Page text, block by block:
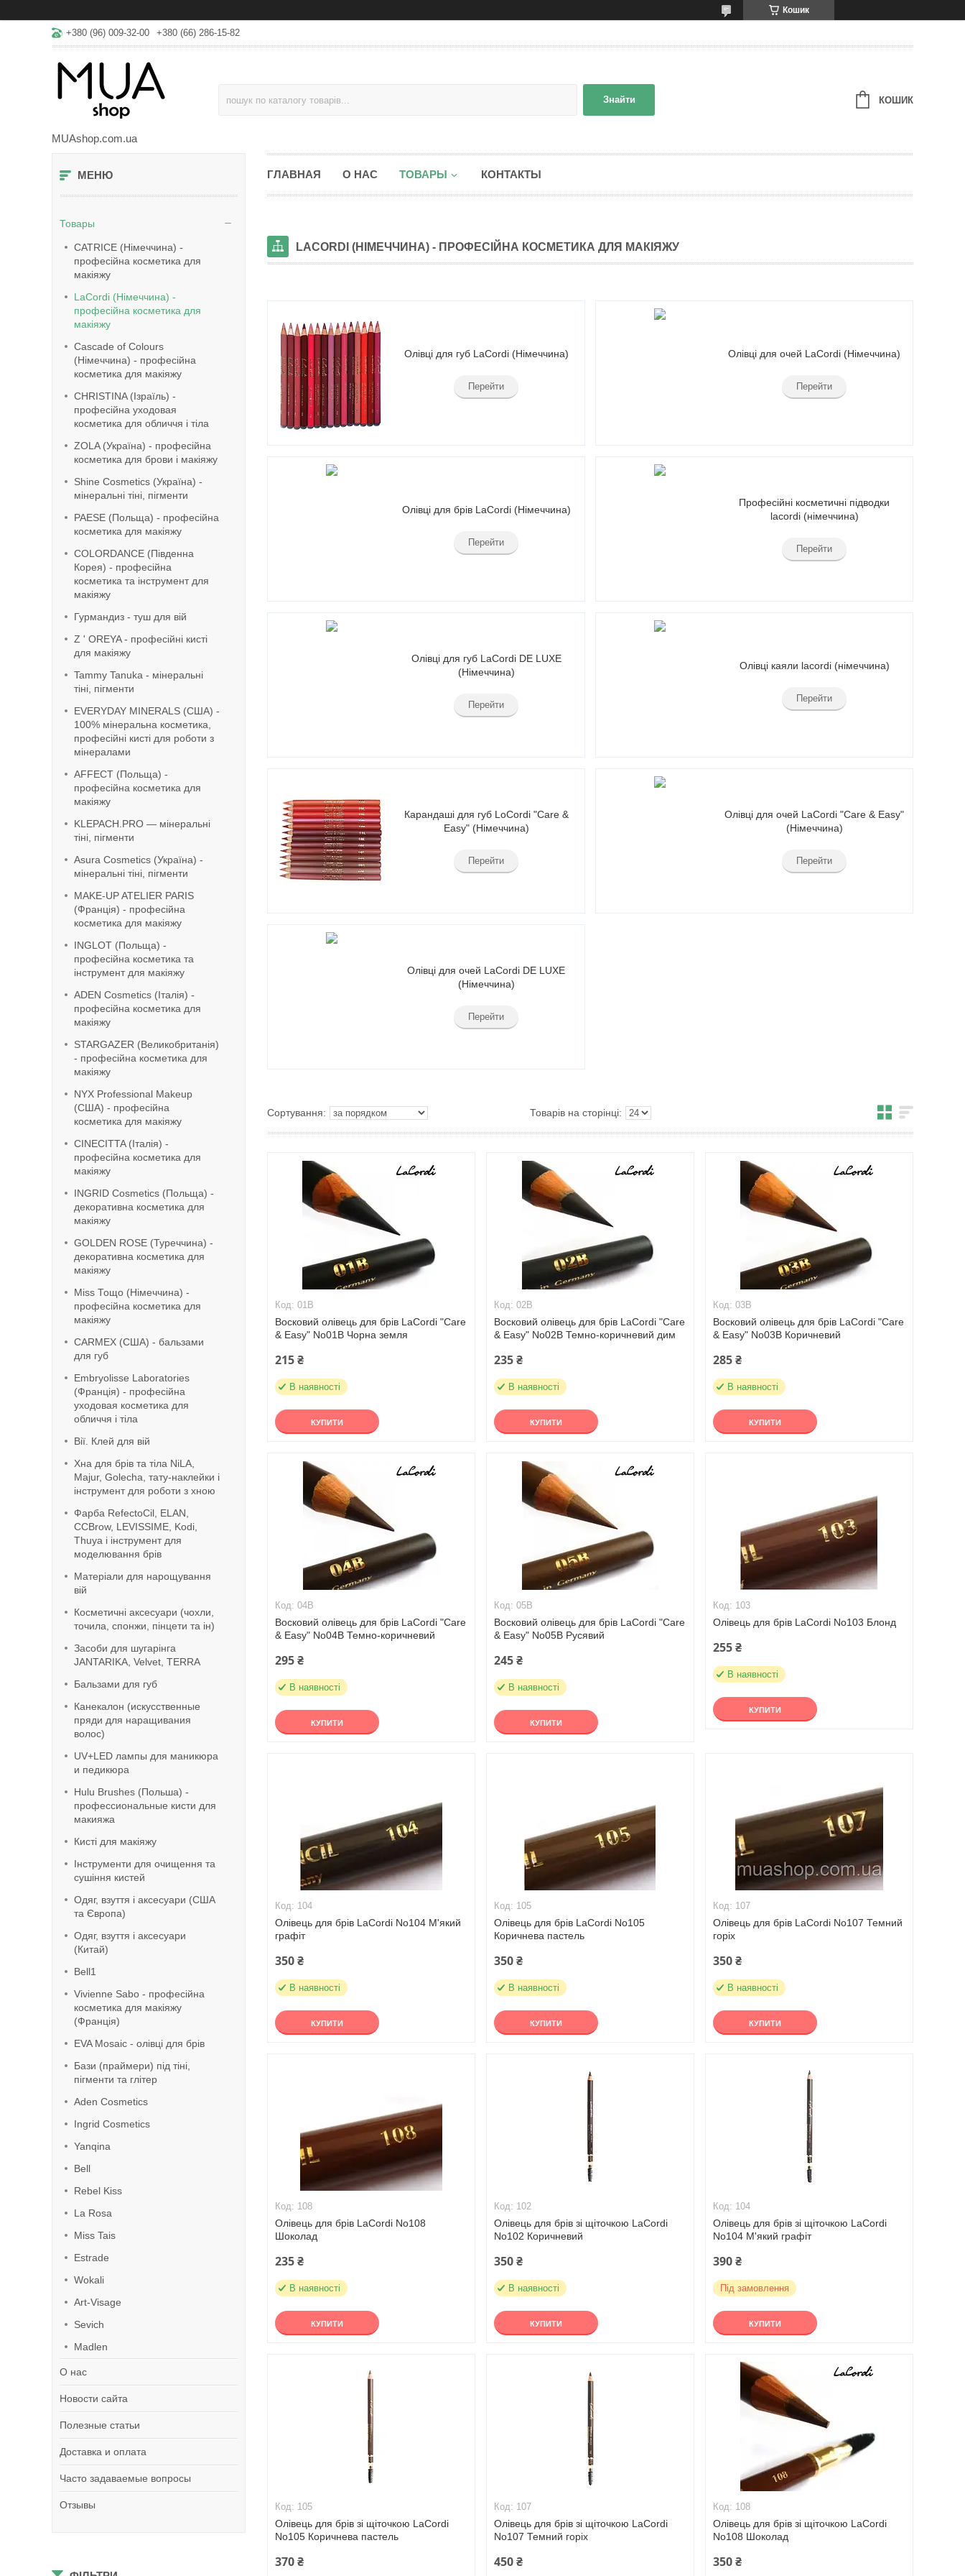
Кошик
+380 (96) 009-32-00 +380 (66) 286-15-82
MUAshop.com.ua
Знайти КОШИК
Товары
CATRICE (Німеччина) -
професійна косметика для
макіяжу
LaСordi (Німеччина) -
професійна косметика для
макіяжу
Cascade of Colours
(Німеччина) - професійна
косметика для макіяжу
CHRISTINA (Ізраїль) -
професійна уходовая
косметика для обличчя і тіла
ZOLA (Україна) - професійна
косметика для брови і макіяжу
Shine Cosmetics (Україна) -
мінеральні тіні, пігменти
PAESE (Польща) - професійна
косметика для макіяжу
COLORDANCE (Південна
Корея) - професійна
косметика та інструмент для
макіяжу
Гурмандиз - туш для вій
Z ' OREYA - професійні кисті
для макіяжу
Tammy Tanuka - мінеральні
тіні, пігменти
EVERYDAY MINERALS (США) -
100% мінеральна косметика,
професійні кисті для роботи з
мінералами
AFFECT (Польща) -
професійна косметика для
макіяжу
KLEPACH.PRO — мінеральні
тіні, пігменти
Asura Cosmetics (Україна) -
мінеральні тіні, пігменти
MAKE-UP ATELIER PARIS
(Франція) - професійна
косметика для макіяжу
INGLOT (Польща) -
професійна косметика та
інструмент для макіяжу
ADEN Cosmetics (Італія) -
професійна косметика для
макіяжу
STARGAZER (Великобританія)
- професійна косметика для
макіяжу
NYX Professional Makeup
(США) - професійна
косметика для макіяжу
CINECITTA (Італія) -
професійна косметика для
макіяжу
INGRID Cosmetics (Польща) -
декоративна косметика для
макіяжу
GOLDEN ROSE (Туреччина) -
декоративна косметика для
макіяжу
Miss Тощо (Німеччина) -
професійна косметика для
макіяжу
CARMEX (США) - бальзами
для губ
Embryolisse Laboratories
(Франція) - професійна
уходовая косметика для
обличчя і тіла
Вії. Клей для вій
Хна для брів та тіла NiLA,
Majur, Golecha, тату-наклейки і
інструмент для роботи з хною
Фарба RefeсtoCil, ELAN,
CCBrow, LEVISSIME, Kodi,
Thuya і інструмент для
моделювання брів
Матеріали для нарощування
вій
Косметичні аксесуари (чохли,
точила, спонжи, пінцети та ін)
Засоби для шугарінга
JANTARIKA, Velvet, TERRA
Бальзами для губ
Канекалон (искусственные
пряди для наращивания
волос)
UV+LED лампы для маникюра
и педикюра
Hulu Brushes (Польша) -
профессиональные кисти для
макияжа
Кисті для макіяжу
Інструменти для очищення та
сушіння кистей
Одяг, взуття і аксесуари (США
та Європа)
Одяг, взуття і аксесуари
(Китай)
Bell1
Vivienne Sabo - професійна
косметика для макіяжу
(Франція)
EVA Mosaic - олівці для брів
Бази (праймери) під тіні,
пігменти та глітер
Aden Cosmetics
Ingrid Cosmetics
Yanqina
Bell
Rebel Kiss
La Rosa
Miss Tais
Estrade
Wokali
Art-Visage
Sevich
Madlen
О нас
Новости сайта
Полезные статьи
Доставка и оплата
Часто задаваемые вопросы
Отзывы
ГЛАВНАЯ О НАС ТОВАРЫ КОНТАКТЫ
LAСORDI (НІМЕЧЧИНА) - ПРОФЕСІЙНА КОСМЕТИКА ДЛЯ МАКІЯЖУ
Олівці для губ LaCordi (Німеччина)
Перейти
Олівці для очей LaCordi (Німеччина)
Перейти
Олівці для брів LaCordi (Німеччина)
Перейти
Професійні косметичні підводки
lacordi (німеччина)
Перейти
Олівці для губ LaCordi DE LUXE
(Німеччина)
Перейти
Олівці каяли lacordi (німеччина)
Перейти
Карандаші для губ LoCordi "Care &
Easy" (Німеччина)
Перейти
Олівці для очей LaCordi "Care & Easy"
(Німеччина)
Перейти
Олівці для очей LaCordi DE LUXE
(Німеччина)
Перейти
01В
Восковий олівець для брів LaCordi "Care
& Easy" No01B Чорна земля
215 ₴
В наявності
КУПИТИ
02В
Восковий олівець для брів LaCordi "Care
& Easy" No02B Темно-коричневий дим
235 ₴
В наявності
КУПИТИ
03В
Восковий олівець для брів LaCordi "Care
& Easy" No03B Коричневий
285 ₴
В наявності
КУПИТИ
04В
Восковий олівець для брів LaCordi "Care
& Easy" No04B Темно-коричневий
295 ₴
В наявності
КУПИТИ
05В
Восковий олівець для брів LaCordi "Care
& Easy" No05B Русявий
245 ₴
В наявності
КУПИТИ
103
Олівець для брів LaCordi No103 Блонд
255 ₴
В наявності
КУПИТИ
104
Олівець для брів LaCordi No104 М'який
графіт
350 ₴
В наявності
КУПИТИ
105
Олівець для брів LaCordi No105
Коричнева пастель
350 ₴
В наявності
КУПИТИ
107
Олівець для брів LaCordi No107 Темний
горіх
350 ₴
В наявності
КУПИТИ
108
Олівець для брів LaCordi No108
Шоколад
235 ₴
В наявності
КУПИТИ
102
Олівець для брів зі щіточкою LaCordi
No102 Коричневий
350 ₴
В наявності
КУПИТИ
104
Олівець для брів зі щіточкою LaCordi
No104 М'який графіт
390 ₴
Під замовлення
КУПИТИ
105
Олівець для брів зі щіточкою LaCordi
No105 Коричнева пастель
370 ₴
107
Олівець для брів зі щіточкою LaCordi
No107 Темний горіх
450 ₴
108
Олівець для брів зі щіточкою LaCordi
No108 Шоколад
350 ₴